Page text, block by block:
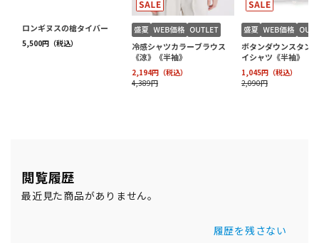
閲覧履歴
最近見た商品がありません。
履歴を残さない